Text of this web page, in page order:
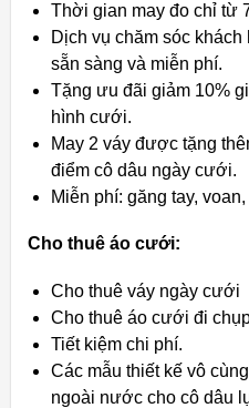
Thời gian may đo chỉ từ
Dịch vụ chăm sóc
sẵn sàng và miễn phí.
Tặng ưu đãi giảm 10%
hình cưới.
May 2 váy được tặng
điểm cô dâu ngày cưới.
Miễn phí: găng tay,
Cho thuê áo cưới:
Cho thuê váy ngày cưới
Cho thuê áo cưới đi
Tiết kiệm chi phí.
Các mẫu thiết kế vô
ngoài nước cho cô dâu